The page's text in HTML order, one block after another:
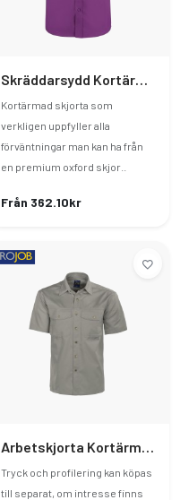
Skräddarsydd Kortärmad Oxfordskjorta
Kortärmad skjorta som
verkligen uppfyller alla
förväntningar man kan ha från
en premium oxford skjor..
Från 362.10kr
Arbetskjorta Kortärmad
Tryck och profilering kan köpas
till separat, om intresse finns